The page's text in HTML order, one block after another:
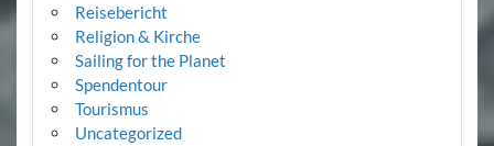
Reisebericht
Religion & Kirche
Sailing for the Planet
Spendentour
Tourismus
Uncategorized